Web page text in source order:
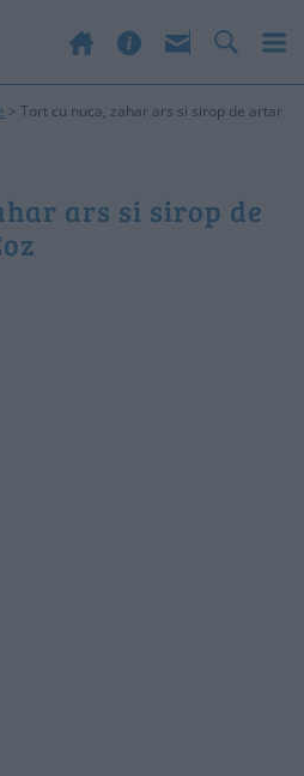
> Tort cu nuca, zahar ars si sirop de artar
ars si sirop de